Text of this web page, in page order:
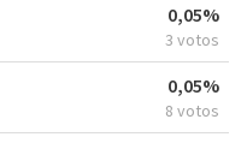
0,05%
3 votos
0,05%
8 votos